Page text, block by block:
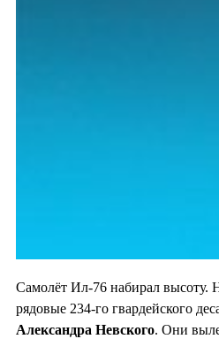
Самолёт Ил-76 набирал высоту.
рядовые 234-го гвардейского
Александра Невского. Они